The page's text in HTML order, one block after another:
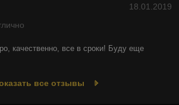
18.01.2019
качественно, все в сроки! Буду еще
все отзывы